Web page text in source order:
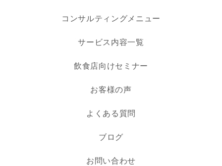
コンサルティングメニュー
サービス内容一覧
飲食店向けセミナー
お客様の声
よくある質問
ブログ
お問い合わせ